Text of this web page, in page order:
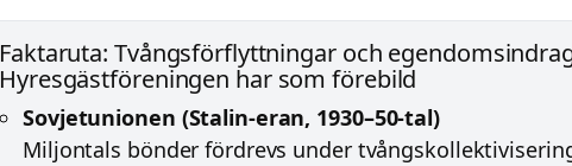
Faktaruta: Tvångsförflyttningar och
Hyresgästföreningen har som förebild
Sovjetunionen (Stalin-eran, 1930–50-tal)
Miljontals bönder fördrevs under